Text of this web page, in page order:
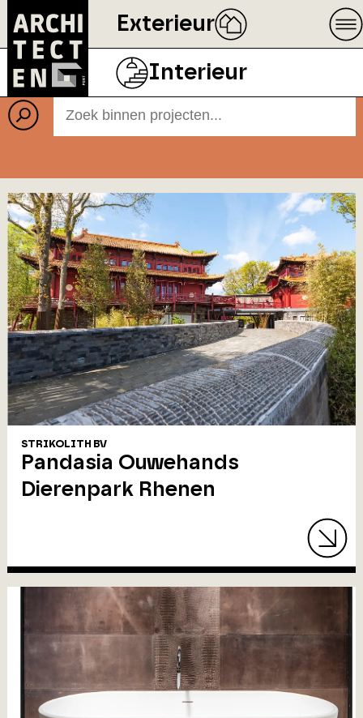
Exterieur
Interieur
Projecten
BEELD ECOPHON
STRIKOLITH BV
Pandasia Ouwehands
Dierenpark Rhenen